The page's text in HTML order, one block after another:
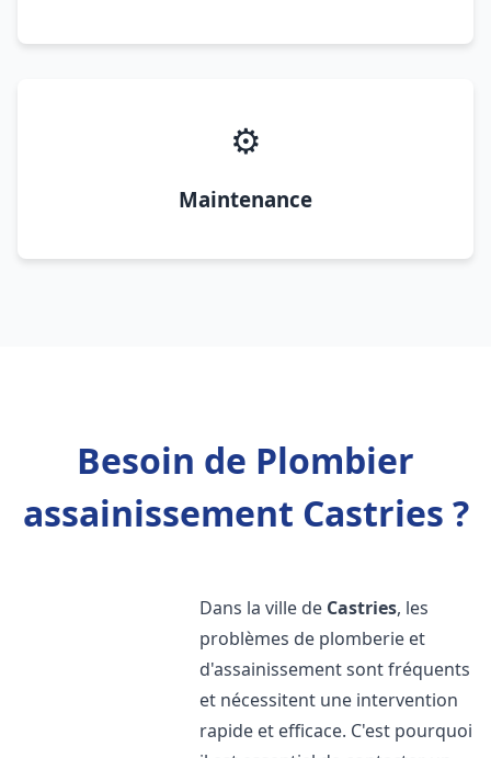
⚙️
Maintenance
Besoin de Plombier
assainissement Castries ?
Dans la ville de Castries, les
problèmes de plomberie et
d'assainissement sont fréquents
et nécessitent une intervention
rapide et efficace. C'est pourquoi